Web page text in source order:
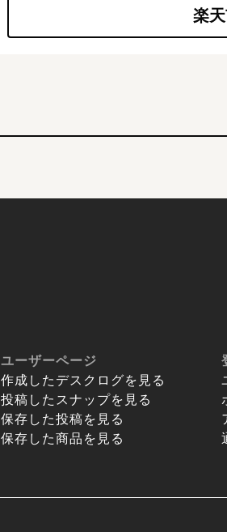
楽
ユーザーページ
作成したデスクログを見る
投稿したスナップを見る
保存した投稿を見る
保存した商品を見る